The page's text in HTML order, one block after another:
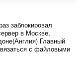
заблокировал
в Москве,
Главный
с файловыми